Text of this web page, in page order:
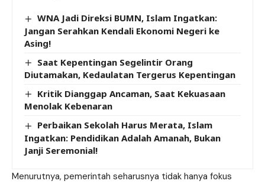
WNA Jadi Direksi BUMN, Islam Ingatkan:
Jangan Serahkan Kendali Ekonomi Negeri ke
Asing!
Saat Kepentingan Segelintir Orang
Diutamakan, Kedaulatan Tergerus Kepentingan
Kritik Dianggap Ancaman, Saat Kekuasaan
Menolak Kebenaran
Perbaikan Sekolah Harus Merata, Islam
Ingatkan: Pendidikan Adalah Amanah, Bukan
Janji Seremonial!
Menurutnya, pemerintah seharusnya tidak hanya fokus